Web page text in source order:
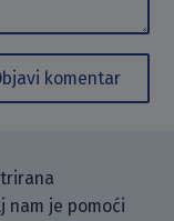
komentar
nam je pomoći